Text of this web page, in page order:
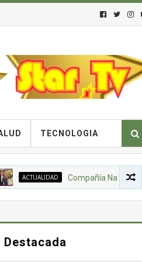
TECNOLOGIA
ACTUALIDAD Compañía Nacional de
Destacada